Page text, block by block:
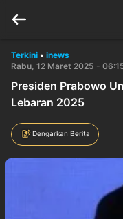
Terkini • inews
Rabu, 12 Maret 2025 -
Presiden Prabowo
Lebaran 2025
Dengarkan Berita